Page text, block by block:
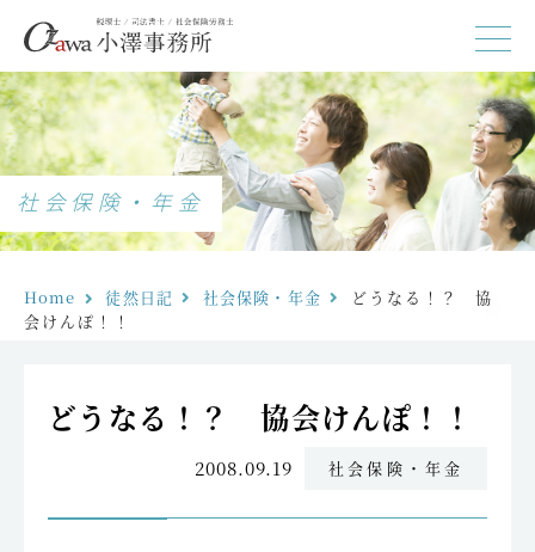
社会保険・年金
Home 徒然日記 社会保険・年金
どうなる！？　協
会けんぽ！！
どうなる！？ 協会けんぽ！！
2008.09.19 社会保険・年金